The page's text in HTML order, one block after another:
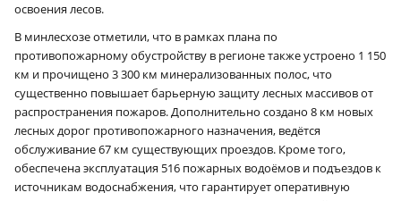
освоения лесов.
В минлесхозе отметили, что в рамках плана по
противопожарному обустройству в регионе также устроено 1 150
км и прочищено 3 300 км минерализованных полос, что
существенно повышает барьерную защиту лесных массивов от
распространения пожаров. Дополнительно создано 8 км новых
лесных дорог противопожарного назначения, ведётся
обслуживание 67 км существующих проездов. Кроме того,
обеспечена эксплуатация 516 пожарных водоёмов и подъездов к
источникам водоснабжения, что гарантирует оперативную